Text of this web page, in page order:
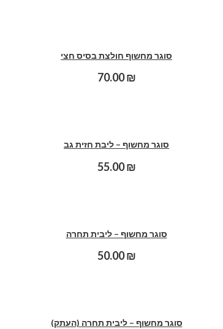
סוגר מחשוף חולצת בסיס חצי
70.00₪
סוגר מחשוף – ליבת חזית גב
55.00₪
סוגר מחשוף – ליבית תחרה
50.00₪
סוגר מחשוף – ליבית תחרה (העתק)